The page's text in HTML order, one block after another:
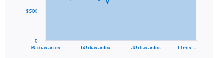
The
90 días antes 60 días antes 30 días antes El mis…
0
$500